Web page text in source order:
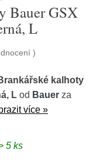
Bauer GSX
L
)
kalhoty
Lod Bauerza
více »
5 ks